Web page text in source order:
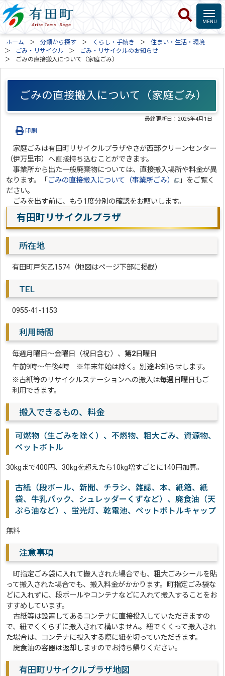
ホーム 分類から探す くらし・手続き
住まい・生活・環境
ごみ・リサイクル
ごみ・リサイクルのお知らせ
ごみの直接搬入について（家庭ごみ）
ごみの直接搬入について（家庭ごみ）
最終更新日：2025年4月1日
印刷
家庭ごみは有田町リサイクルプラザやさが西部クリーンセンター
（伊万里市）へ直接持ち込むことができます。
事業所から出た一般廃棄物については、直接搬入場所や料金が異
なります。「 ごみの直接搬入について（事業所ごみ）
」をご覧く
ださい。
ごみを出す前に、もう1度分別の確認をお願いします。
有田町リサイクルプラザ
所在地
有田町戸矢乙1574（地図はページ下部に掲載）
TEL
0955-41-1153
利用時間
毎週月曜日～金曜日（祝日含む）、第2日曜日
午前9時～午後4時 ※年末年始は除く。別途お知らせします。
※古紙等のリサイクルステーションへの搬入は毎週日曜日もご
利用できます。
搬入できるもの、料金
可燃物（生ごみを除く）、不燃物、粗大ごみ、資源物、
ペットボトル
30kgまで400円、30kgを超えたら10kg増すごとに140円加算。
古紙（段ボール、新聞、チラシ、雑誌、本、紙箱、紙
袋、牛乳パック、シュレッダーくずなど）、廃食油（天
ぷら油など）、蛍光灯、乾電池、ペットボトルキャップ
無料
注意事項
町指定ごみ袋に入れて搬入された場合でも、粗大ごみシールを貼
って搬入された場合でも、搬入料金がかかります。町指定ごみ袋な
どに入れずに、段ボールやコンテナなどに入れて搬入することをお
すすめしています。
古紙等は設置してあるコンテナに直接投入していただきますの
で、紐でくくらずに搬入されて構いません。紐でくくって搬入され
た場合は、コンテナに投入する際に紐を切っていただきます。
廃食油の容器は返却しますのでお持ち帰りください。
有田町リサイクルプラザ地図